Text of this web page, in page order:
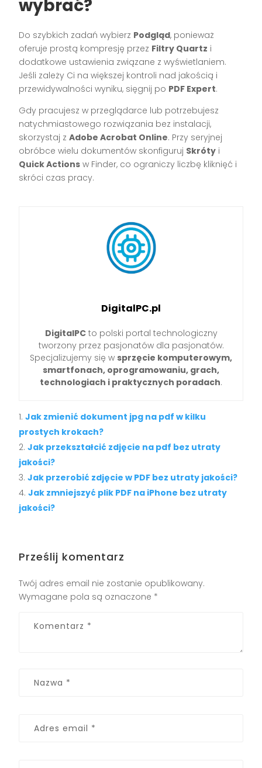
wybrać?
Do szybkich zadań wybierz Podgląd, ponieważ
oferuje prostą kompresję przez Filtry Quartz i
dodatkowe ustawienia związane z wyświetlaniem.
Jeśli zależy Ci na większej kontroli nad jakością i
przewidywalności wyniku, sięgnij po PDF Expert.
Gdy pracujesz w przeglądarce lub potrzebujesz
natychmiastowego rozwiązania bez instalacji,
skorzystaj zAdobe Acrobat Online. Przy seryjnej
obróbce wielu dokumentów skonfiguruj Skróty i
Quick Actions w Finder, co ograniczy liczbę kliknięć i
skróci czas pracy.
DigitalPC.pl
DigitalPCto polski portal technologiczny
tworzony przez pasjonatów dla pasjonatów.
Specjalizujemy się w sprzęcie komputerowym,
smartfonach, oprogramowaniu, grach,
technologiach i praktycznych poradach.
Jak zmienić dokument jpg na pdf w kilku
prostych krokach?
Jak przekształcić zdjęcie na pdf bez utraty
jakości?
Jak przerobić zdjęcie w PDF bez utraty jakości?
Jak zmniejszyć plik PDF na iPhone bez utraty
jakości?
Prześlij komentarz
Twój adres email nie zostanie opublikowany.
Wymagane pola są oznaczone *